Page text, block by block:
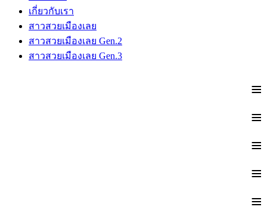
เกี่ยวกับเรา
สาวสวยเมืองเลย
สาวสวยเมืองเลย Gen.2
สาวสวยเมืองเลย Gen.3
≡
≡
≡
≡
≡